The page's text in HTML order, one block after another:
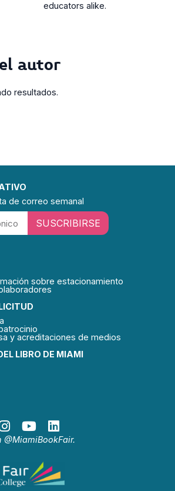
educators alike​.
autor
resultados.
LIBRO DE MIAMI
y acreditaciones de medios
sobre estacionamiento
de correo semanal
SUSCRIBIRSE